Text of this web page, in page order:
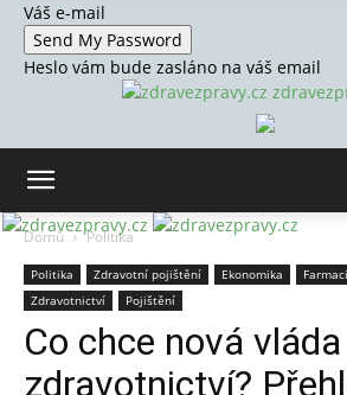
Váš e-mail
Heslo vám bude zasláno na váš email
Domů Politika
Politika Zdravotní pojištění Ekonomika
Zdravotnictví
Pojištění
Co chce nová
zdravotnictví?